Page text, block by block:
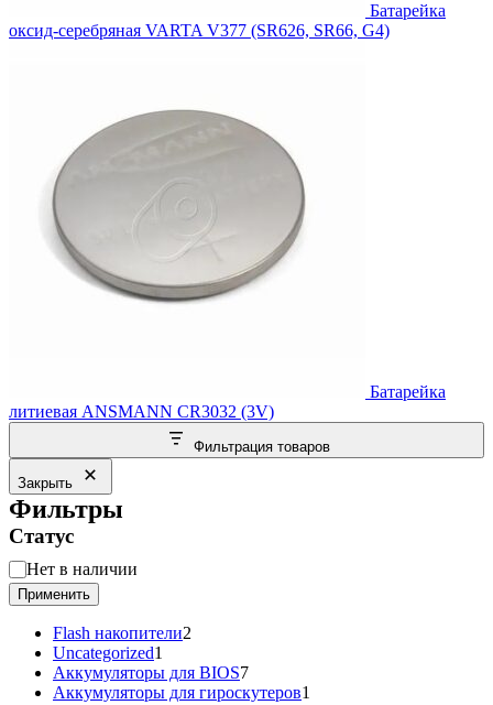
Батарейка
оксид-серебряная VARTA V377 (SR626, SR66, G4)
Батарейка
литиевая ANSMANN CR3032 (3V)
Фильтрация товаров
Закрыть
Фильтры
Статус
Статус
Нет в наличии
Применить
Flash накопители2
Uncategorized1
товар
Аккумуляторы для BIOS77
товаров
Аккумуляторы для гироскутеров1